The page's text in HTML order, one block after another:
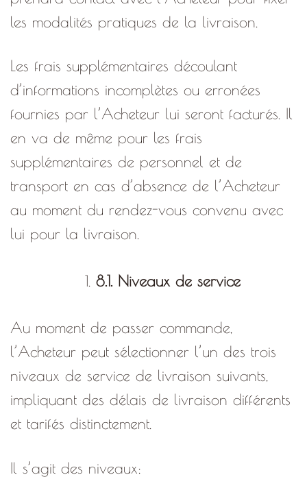
les modalités pratiques de la livraison.
Les frais supplémentaires découlant
d’informations incomplètes ou erronées
fournies par l’Acheteur lui seront facturés. Il
en va de même pour les frais
supplémentaires de personnel et de
transport en cas d’absence de l’Acheteur
au moment du rendez-vous convenu avec
lui pour la livraison.
8.1. Niveaux de service
Au moment de passer commande,
l’Acheteur peut sélectionner l’un des trois
niveaux de service de livraison suivants,
impliquant des délais de livraison différents
et tarifés distinctement.
Il s’agit des niveaux: